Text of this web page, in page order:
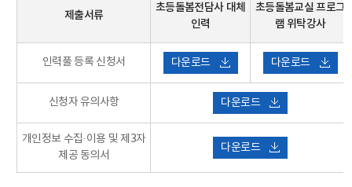
제출서류
초등돌봄전담사 대체
인력
초등돌봄교실 프로그
램 위탁강사
인력풀 등록 신청서 다운로드 다운로드
신청자 유의사항 다운로드
개인정보 수집·이용 및 제3자
제공 동의서
다운로드